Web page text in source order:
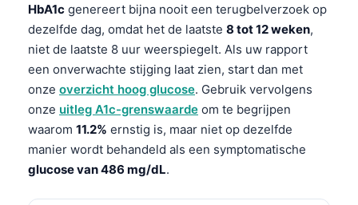
HbA1c genereert bijna nooit een terugbelverzoek op
dezelfde dag, omdat het de laatste 8 tot 12 weken,
niet de laatste 8 uur weerspiegelt. Als uw rapport
een onverwachte stijging laat zien, start dan met
onze overzicht hoog glucose. Gebruik vervolgens
onze uitleg A1c-grenswaarde om te begrijpen
waarom 11.2% ernstig is, maar niet op dezelfde
manier wordt behandeld als een symptomatische
glucose van 486 mg/dL.